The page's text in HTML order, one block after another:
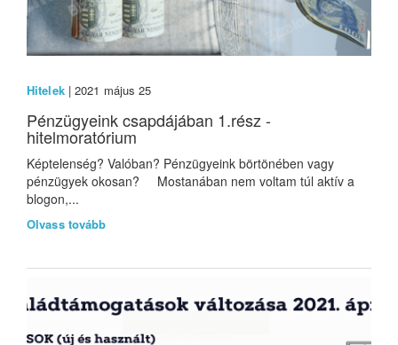
Hitelek| 2021 május 25
Pénzügyeink csapdájában 1.rész -
hitelmoratórium
Képtelenség? Valóban? Pénzügyeink börtönében vagy
pénzügyek okosan? Mostanában nem voltam túl aktív a
blogon,...
Olvass tovább